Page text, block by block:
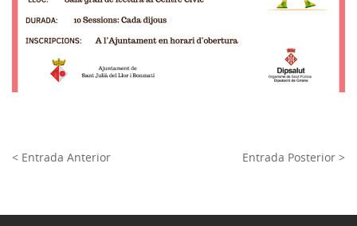
< Entrada Anterior Entrada Posterior >